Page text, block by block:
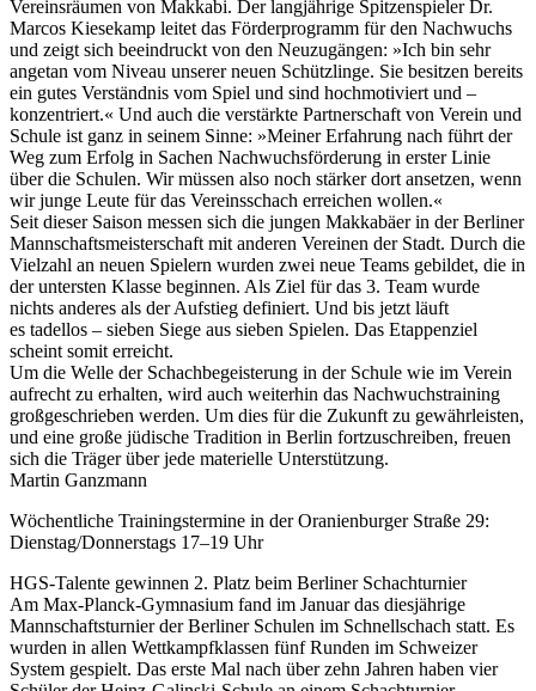
Vereinsräumen von Makkabi. Der langjährige Spitzenspieler Dr.
Marcos Kiesekamp leitet das Förderprogramm für den Nachwuchs
und zeigt sich beeindruckt von den Neuzugängen: »Ich bin sehr
angetan vom Niveau unserer neuen Schützlinge. Sie besitzen bereits
ein gutes Verständnis vom Spiel und sind hochmotiviert und –
konzentriert.« Und auch die verstärkte Partnerschaft von Verein und
Schule ist ganz in seinem Sinne: »Meiner Erfahrung nach führt der
Weg zum Erfolg in Sachen Nachwuchsförderung in erster Linie
über die Schulen. Wir müssen also noch stärker dort ansetzen, wenn
wir junge Leute für das Vereinsschach erreichen wollen.«
Seit dieser Saison messen sich die jungen Makkabäer in der Berliner
Mannschaftsmeisterschaft mit anderen Vereinen der Stadt. Durch die
Vielzahl an neuen Spielern wurden zwei neue Teams gebildet, die in
der untersten Klasse beginnen. Als Ziel für das 3. Team wurde
nichts anderes als der Aufstieg definiert. Und bis jetzt läuft
es tadellos – sieben Siege aus sieben Spielen. Das Etappenziel
scheint somit erreicht.
Um die Welle der Schachbegeisterung in der Schule wie im Verein
aufrecht zu erhalten, wird auch weiterhin das Nachwuchstraining
großgeschrieben werden. Um dies für die Zukunft zu gewährleisten,
und eine große jüdische Tradition in Berlin fortzuschreiben, freuen
sich die Träger über jede materielle Unterstützung.
Martin Ganzmann
Wöchentliche Trainingstermine in der Oranienburger Straße 29:
Dienstag/Donnerstags 17–19 Uhr
HGS-Talente gewinnen 2. Platz beim Berliner Schachturnier
Am Max-Planck-Gymnasium fand im Januar das diesjährige
Mannschaftsturnier der Berliner Schulen im Schnellschach statt. Es
wurden in allen Wettkampfklassen fünf Runden im Schweizer
System gespielt. Das erste Mal nach über zehn Jahren haben vier